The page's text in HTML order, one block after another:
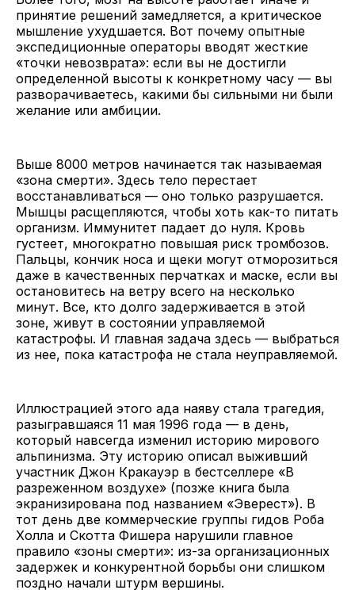
принятие решений замедляется, а критическое
мышление ухудшается. Вот почему опытные
экспедиционные операторы вводят жесткие
«точки невозврата»: если вы не достигли
определенной высоты к конкретному часу — вы
разворачиваетесь, какими бы сильными ни были
желание или амбиции.
Выше 8000 метров начинается так называемая
«зона смерти». Здесь тело перестает
восстанавливаться — оно только разрушается.
Мышцы расщепляются, чтобы хоть как-то питать
организм. Иммунитет падает до нуля. Кровь
густеет, многократно повышая риск тромбозов.
Пальцы, кончик носа и щеки могут отморозиться
даже в качественных перчатках и маске, если вы
остановитесь на ветру всего на несколько
минут. Все, кто долго задерживается в этой
зоне, живут в состоянии управляемой
катастрофы. И главная задача здесь — выбраться
из нее, пока катастрофа не стала неуправляемой.
Иллюстрацией этого ада наяву стала трагедия,
разыгравшаяся 11 мая 1996 года — в день,
который навсегда изменил историю мирового
альпинизма. Эту историю описал выживший
участник Джон Кракауэр в бестселлере «В
разреженном воздухе» (позже книга была
экранизирована под названием «Эверест»). В
тот день две коммерческие группы гидов Роба
Холла и Скотта Фишера нарушили главное
правило «зоны смерти»: из-за организационных
задержек и конкурентной борьбы они слишком
поздно начали штурм вершины.